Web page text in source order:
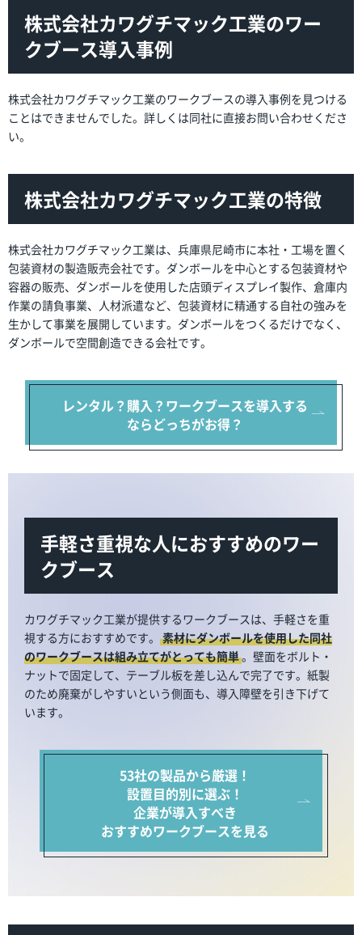
株式会社カワグチマック工業のワー
クブース導入事例
株式会社カワグチマック工業のワークブースの導入事例を見つける
ことはできませんでした。詳しくは同社に直接お問い合わせくださ
い。
株式会社カワグチマック工業の特徴
株式会社カワグチマック工業は、兵庫県尼崎市に本社・工場を置く
包装資材の製造販売会社です。ダンボールを中心とする包装資材や
容器の販売、ダンボールを使用した店頭ディスプレイ製作、倉庫内
作業の請負事業、人材派遣など、包装資材に精通する自社の強みを
生かして事業を展開しています。ダンボールをつくるだけでなく、
ダンボールで空間創造できる会社です。
レンタル？購入？ ワークブースを導入する
ならどっちがお得？
手軽さ重視な人におすすめのワー
クブース
カワグチマック工業が提供するワークブースは、手軽さを重
視する方におすすめです。 素材にダンボールを使用した同社
のワークブースは組み立てがとっても簡単。壁面をボルト・
ナットで固定して、テーブル板を差し込んで完了です。紙製
のため廃棄がしやすいという側面も、導入障壁を引き下げて
います。
53社の製品から厳選！
設置目的別に選ぶ！
企業が導入すべき
おすすめワークブースを見る